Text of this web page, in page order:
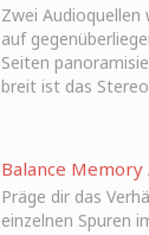
Zwei Audioquellen
auf
Seiten
breit ist das
Balance Memory
Präge dir das
einzelnen Spuren